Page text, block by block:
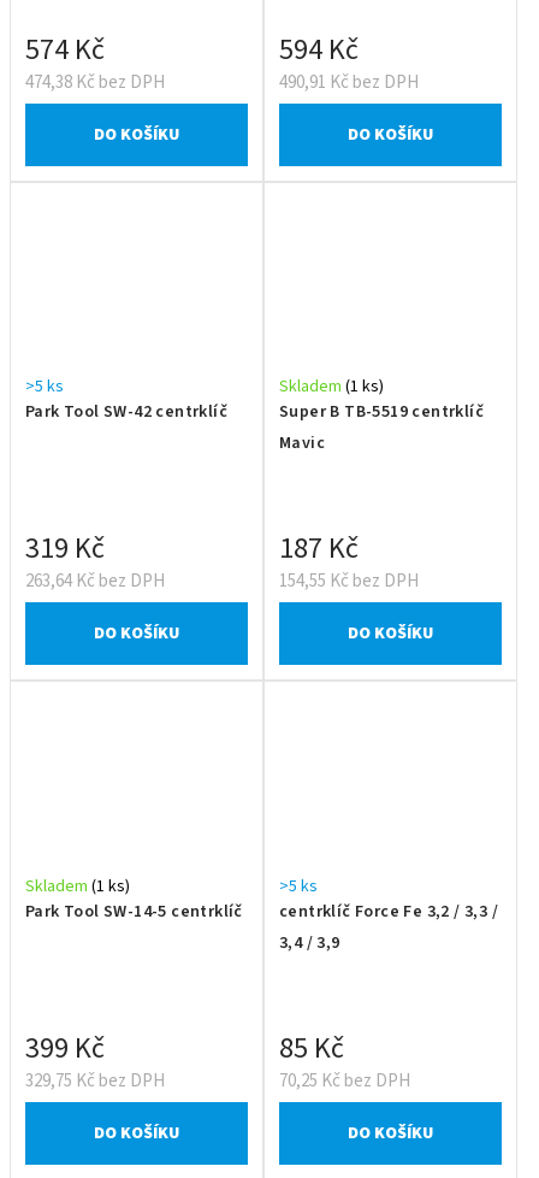
474,38 Kč bez DPH
574 Kč
DO KOŠÍKU
490,91 Kč bez DPH
594 Kč
DO KOŠÍKU
Park Tool SW-42 centrklíč
>5 ks
263,64 Kč bez DPH
319 Kč
DO KOŠÍKU
Super B TB-5519 centrklíč
Mavic
Skladem (1 ks)
154,55 Kč bez DPH
187 Kč
DO KOŠÍKU
Park Tool SW-14-5 centrklíč
Skladem (1 ks)
329,75 Kč bez DPH
399 Kč
DO KOŠÍKU
centrklíč Force Fe 3,2 / 3,3 /
3,4 / 3,9
>5 ks
70,25 Kč bez DPH
85 Kč
DO KOŠÍKU